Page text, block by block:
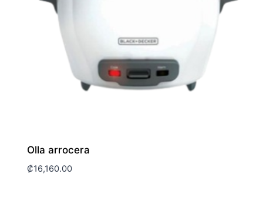
Olla arrocera
₡16,160.00